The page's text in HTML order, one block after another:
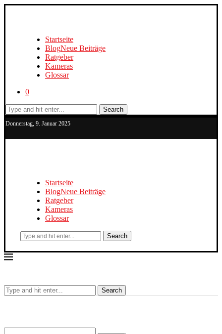
Startseite
BlogNeue Beiträge
Ratgeber
Kameras
Glossar
0
Search
Donnerstag, 9. Januar 2025
Startseite
BlogNeue Beiträge
Ratgeber
Kameras
Glossar
Search
Search